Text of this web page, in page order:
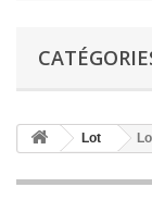
Lot